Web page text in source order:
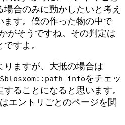
合のみに動かしたいと考え
ます。僕の作った物の中で
がそうですね。その判定は
すよ。
りますが、大抵の場合は
$blosxom::path_infoをチェッ
ることになると思います。
エントリごとのページを閲